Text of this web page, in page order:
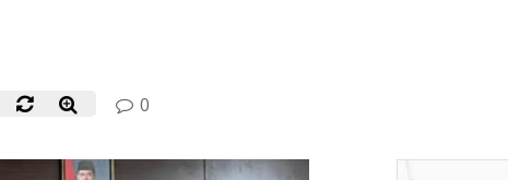
0